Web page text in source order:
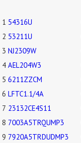
1 54316U
2 53211U
3 NJ2309W
4 AEL204W3
5 6211ZZCM
6 LFTC1.1/4A
7 23132CE4S11
8 7003A5TRQUMP3
9 7920A5TRDUDMP3